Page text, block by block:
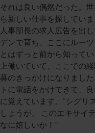
それは良い偶然だった。
ら新しい仕事を探してい
人事部長の求人広告を出
デンで育ち、ここにルー
とはずっと前から知って
上働いていて、ここでの
募のきっかけになりまし
トに電話をかけてきて、
に覚えています。"シグリ
しょうが、 このエキサイ
なに嬉しいか！"